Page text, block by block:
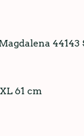
44143
61 cm